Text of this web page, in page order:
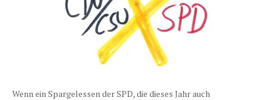
Wenn ein Spargelessen der SPD, die dieses Jahr auch